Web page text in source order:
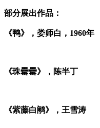
部分展出作品：
《鸭》，娄师白，1960年
《珠罍罍》，陈半丁
《紫藤白鹇》，王雪涛